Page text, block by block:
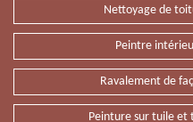
Nettoyage de
Peintre
Ravalement de
Peinture sur tuile et